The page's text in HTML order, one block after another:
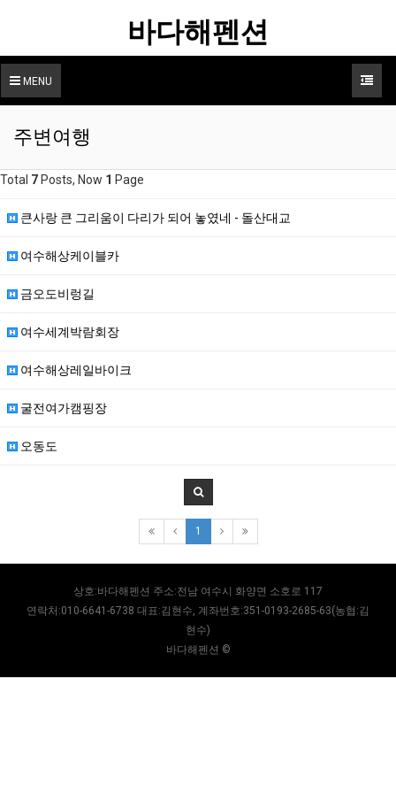
바다해펜션
MENU
주변여행
Total 7 Posts, Now 1 Page
큰사랑 큰 그리움이 다리가 되어 놓였네 - 돌산대교
여수해상케이블카
금오도비렁길
여수세계박람회장
여수해상레일바이크
굴전여가캠핑장
오동도
1
상호:바다해펜션 주소:전남 여수시 화양면 소호로 117
연락처:010-6641-6738 대표:김현수, 계좌번호:351-0193-2685-63(농협:김
현수)
바다해펜션 ©